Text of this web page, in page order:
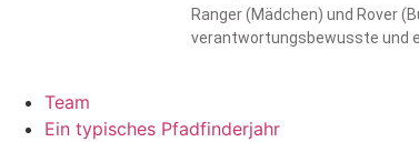
Ranger (Mädchen) und Rover
verantwortungsbewusste und
Team
Ein typisches Pfadfinderjahr